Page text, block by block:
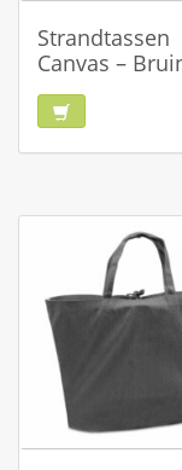
Strandtassen
Canvas –